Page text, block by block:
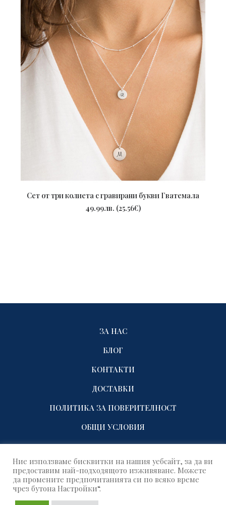
Сет от три колиета с гравирани букви Гватемала
49.99лв. (25.56€)
ЗА НАС
БЛОГ
КОНТАКТИ
ДОСТАВКИ
ПОЛИТИКА ЗА ПОВЕРИТЕЛНОСТ
ОБЩИ УСЛОВИЯ
© 2021 Name Factory. All rights reserved!
Ние използваме бисквитки на нашия уебсайт, за да ви
предоставим най-подходящото изживяване. Можете
да промените предпочитанията си по всяко време
чрез бутона Настройки“.